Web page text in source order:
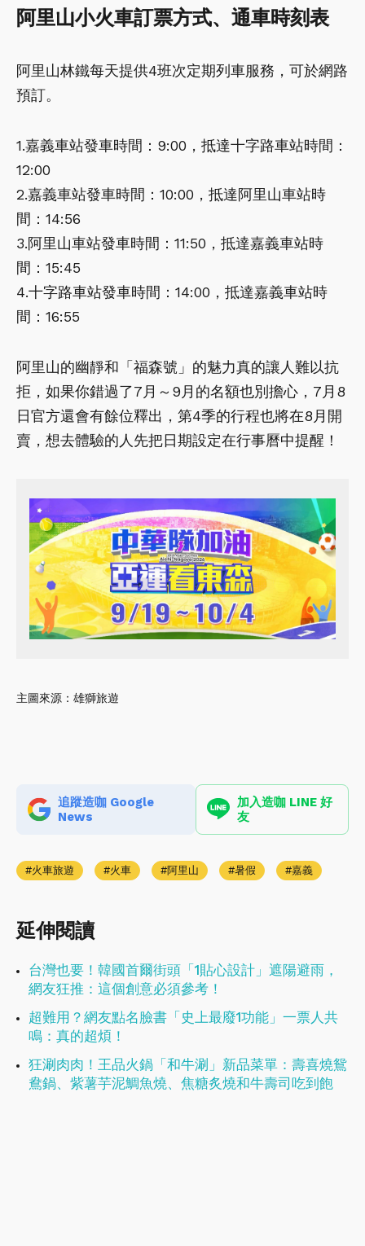
阿里山小火車訂票方式、通車時刻表
阿里山林鐵每天提供4班次定期列車服務，可於網路
預訂。
1.嘉義車站發車時間：9:00，抵達十字路車站時間：
12:00
2.嘉義車站發車時間：10:00，抵達阿里山車站時
間：14:56
3.阿里山車站發車時間：11:50，抵達嘉義車站時
間：15:45
4.十字路車站發車時間：14:00，抵達嘉義車站時
間：16:55
阿里山的幽靜和「福森號」的魅力真的讓人難以抗
拒，如果你錯過了7月～9月的名額也別擔心，7月8
日官方還會有餘位釋出，第4季的行程也將在8月開
賣，想去體驗的人先把日期設定在行事曆中提醒！
主圖來源：雄獅旅遊
追蹤造咖 Google
News
加入造咖 LINE 好
友
火車旅遊 火車 阿里山 暑假 嘉義
延伸閱讀
台灣也要！韓國首爾街頭「1貼心設計」遮陽避雨，
網友狂推：這個創意必須參考！
超難用？網友點名臉書「史上最廢1功能」一票人共
鳴：真的超煩！
狂涮肉肉！王品火鍋「和牛涮」新品菜單：壽喜燒鴛
鴦鍋、紫薯芋泥鯛魚燒、焦糖炙燒和牛壽司吃到飽